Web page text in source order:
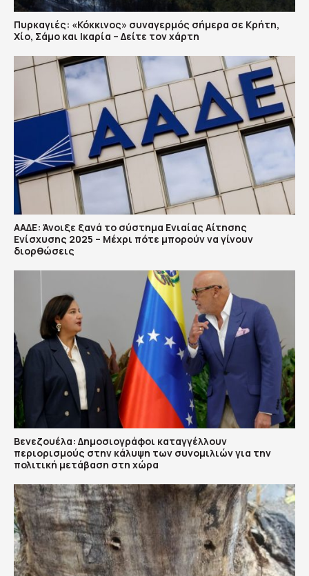
Πυρκαγιές: «Κόκκινος» συναγερμός σήμερα σε Κρήτη,
Χίο, Σάμο και Ικαρία – Δείτε τον χάρτη
ΑΑΔΕ: Άνοιξε ξανά το σύστημα Ενιαίας Αίτησης
Ενίσχυσης 2025 – Μέχρι πότε μπορούν να γίνουν
διορθώσεις
Βενεζουέλα: Δημοσιογράφοι καταγγέλλουν
περιορισμούς στην κάλυψη των συνομιλιών για την
πολιτική μετάβαση στη χώρα